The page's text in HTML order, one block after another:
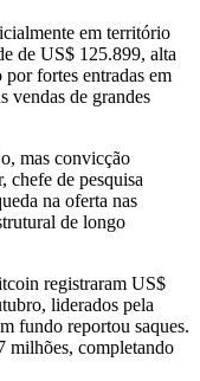
em território
de US$ 125.899, alta
fortes entradas em
vendas de grandes
mas convicção
de pesquisa
na oferta nas
de longo
registraram US$
liderados pela
fundo reportou saques.
milhões, completando